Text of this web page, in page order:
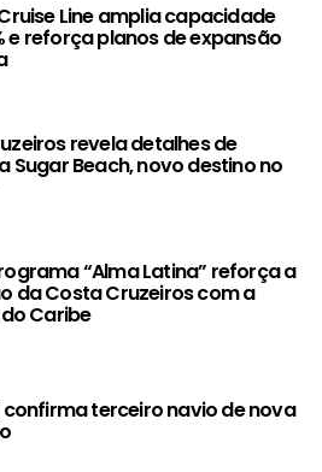
Line amplia capacidade
e reforça planos de expansão
revela detalhes de
Sugar Beach, novo destino no
“Alma Latina” reforça a
da Costa Cruzeiros com a
Caribe
terceiro navio de nova